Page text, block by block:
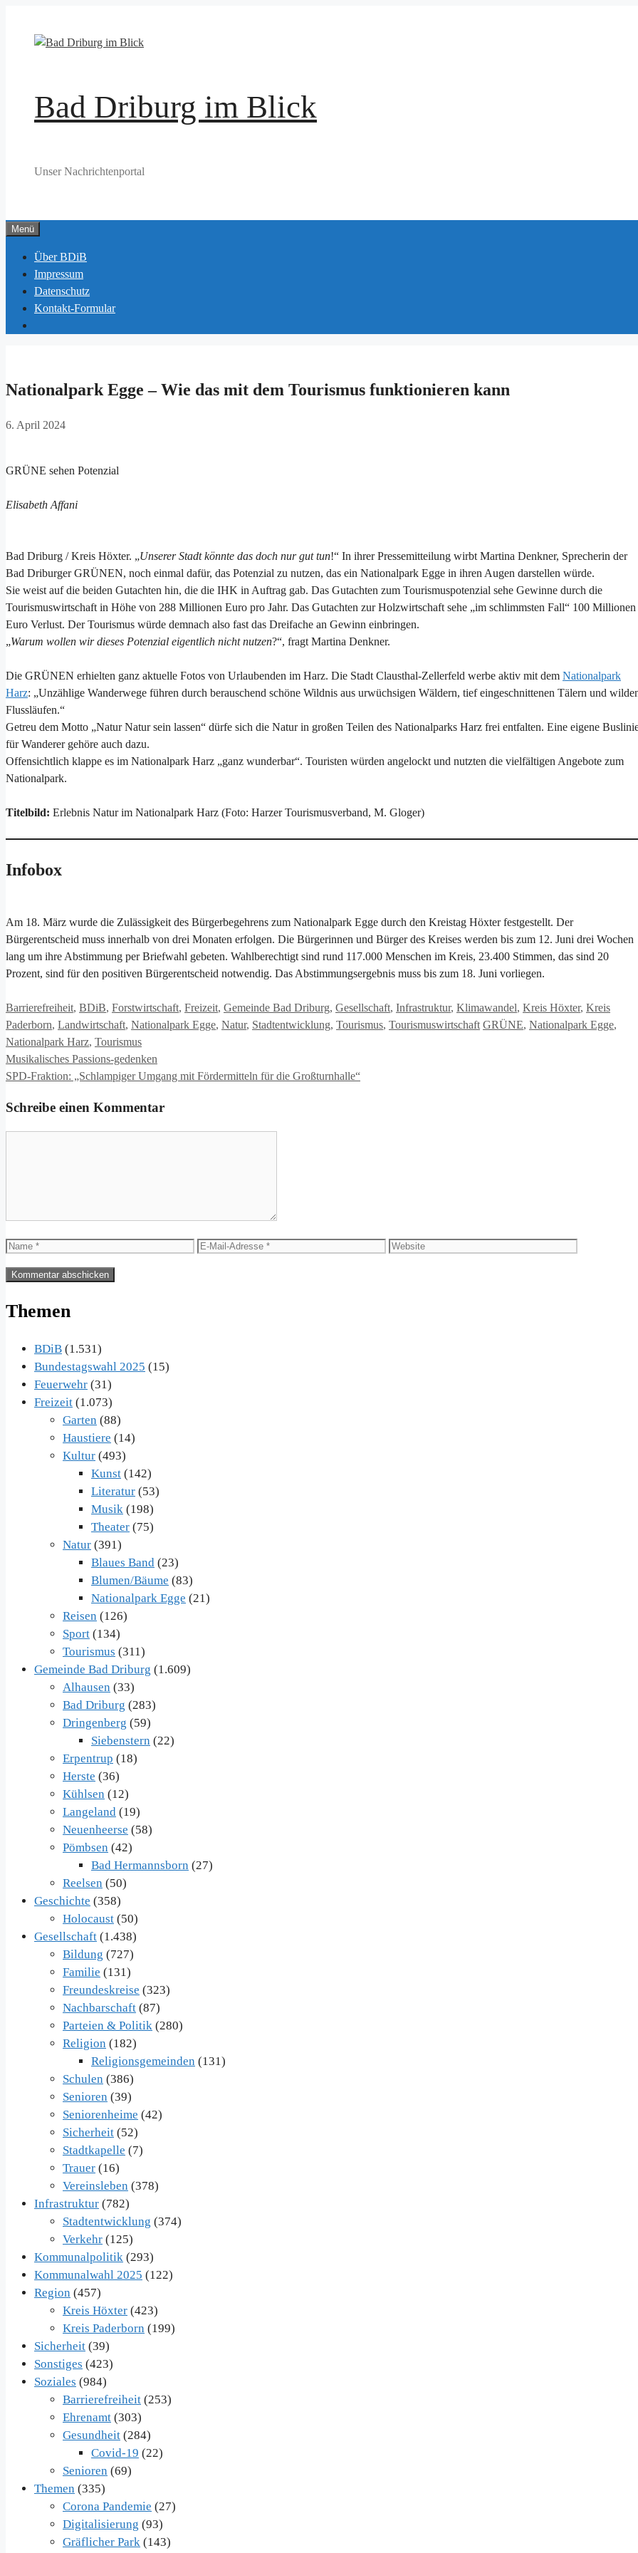
springen
Bad Driburg im Blick
Unser Nachrichtenportal
Menü
Über BDiB
Impressum
Datenschutz
Kontakt-Formular
Nationalpark Egge – Wie das mit dem Tourismus funktionieren kann
6. April 2024
GRÜNE sehen Potenzial
Elisabeth Affani
Bad Driburg / Kreis Höxter. „Unserer Stadt könnte das doch nur gut tun!“ In ihrer Pressemitteilung wirbt Martina Denkner, Sprecherin der
Bad Driburger GRÜNEN, noch einmal dafür, das Potenzial zu nutzen, das ein Nationalpark Egge in ihren Augen darstellen würde.
Sie weist auf die beiden Gutachten hin, die die IHK in Auftrag gab. Das Gutachten zum Tourismuspotenzial sehe Gewinne durch die
Tourismuswirtschaft in Höhe von 288 Millionen Euro pro Jahr. Das Gutachten zur Holzwirtschaft sehe „im schlimmsten Fall“ 100 Millionen
Euro Verlust. Der Tourismus würde demnach also fast das Dreifache an Gewinn einbringen.
„Warum wollen wir dieses Potenzial eigentlich nicht nutzen?“, fragt Martina Denkner.
Die GRÜNEN erhielten ganz aktuelle Fotos von Urlaubenden im Harz. Die Stadt Clausthal-Zellerfeld werbe aktiv mit dem Nationalpark
Harz: „Unzählige Wanderwege führen durch berauschend schöne Wildnis aus urwüchsigen Wäldern, tief eingeschnittenen Tälern und
Flussläufen.“
Getreu dem Motto „Natur Natur sein lassen“ dürfe sich die Natur in großen Teilen des Nationalparks Harz frei entfalten. Eine eigene
für Wanderer gehöre auch dazu.
Offensichtlich klappe es im Nationalpark Harz „ganz wunderbar“. Touristen würden angelockt und nutzten die vielfältigen Angebote zum
Nationalpark.
Titelbild: Erlebnis Natur im Nationalpark Harz (Foto: Harzer Tourismusverband, M. Gloger)
Infobox
Am 18. März wurde die Zulässigkeit des Bürgerbegehrens zum Nationalpark Egge durch den Kreistag Höxter festgestellt. Der
Bürgerentscheid muss innerhalb von drei Monaten erfolgen. Die Bürgerinnen und Bürger des Kreises werden bis zum 12. Juni drei Wochen
lang um ihre Abstimmung per Briefwahl gebeten. Wahlberechtigt sind rund 117.000 Menschen im Kreis, 23.400 Stimmen, das sind 20
Prozent, sind für den positiven Bürgerentscheid notwendig. Das Abstimmungsergebnis muss bis zum 18. Juni vorliegen.
Kategorien
Barrierefreiheit, BDiB, Forstwirtschaft, Freizeit, Gemeinde Bad Driburg, Gesellschaft, Infrastruktur, Klimawandel, Kreis Höxter, Kreis
Paderborn, Landwirtschaft, Nationalpark Egge, Natur, Stadtentwicklung, Tourismus, Tourismuswirtschaft Schlagwörter
GRÜNE, Nationalpark Egge,
Nationalpark Harz, Tourismus
Musikalisches Passions-gedenken
SPD-Fraktion: „Schlampiger Umgang mit Fördermitteln für die Großturnhalle“
Schreibe einen Kommentar
Name
E-
Website
Themen
BDiB (1.531)
Bundestagswahl 2025 (15)
Feuerwehr (31)
Freizeit (1.073)
Garten (88)
Haustiere (14)
Kultur (493)
Kunst (142)
Literatur (53)
Musik (198)
Theater (75)
Natur (391)
Blaues Band (23)
Blumen/Bäume (83)
Nationalpark Egge (21)
Reisen (126)
Sport (134)
Tourismus (311)
Gemeinde Bad Driburg (1.609)
Alhausen (33)
Bad Driburg (283)
Dringenberg (59)
Siebenstern (22)
Erpentrup (18)
Herste (36)
Kühlsen (12)
Langeland (19)
Neuenheerse (58)
Pömbsen (42)
Bad Hermannsborn (27)
Reelsen (50)
Geschichte (358)
Holocaust (50)
Gesellschaft (1.438)
Bildung (727)
Familie (131)
Freundeskreise (323)
Nachbarschaft (87)
Parteien & Politik (280)
Religion (182)
Religionsgemeinden (131)
Schulen (386)
Senioren (39)
Seniorenheime (42)
Sicherheit (52)
Stadtkapelle (7)
Trauer (16)
Vereinsleben (378)
Infrastruktur (782)
Stadtentwicklung (374)
Verkehr (125)
Kommunalpolitik (293)
Kommunalwahl 2025 (122)
Region (457)
Kreis Höxter (423)
Kreis Paderborn (199)
Sicherheit (39)
Sonstiges (423)
Soziales (984)
Barrierefreiheit (253)
Ehrenamt (303)
Gesundheit (284)
Covid-19 (22)
Senioren (69)
Themen (335)
Corona Pandemie (27)
Digitalisierung (93)
Gräflicher Park (143)